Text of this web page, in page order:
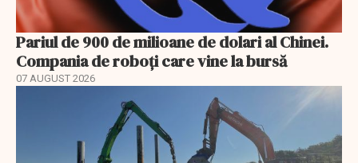
Pariul de 900 de milioane de dolari al Chinei.
Compania de roboți care vine la bursă
07 AUGUST 2026